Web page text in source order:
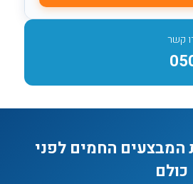
קשר
המבצעים החמים לפני
כולם